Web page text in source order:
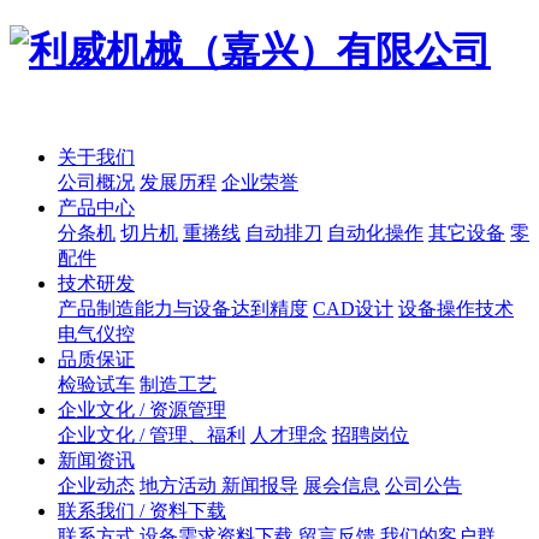
关于我们
公司概况 发展历程 企业荣誉
产品中心
分条机 切片机 重捲线 自动排刀 自动化操作 其它设备 零
配件
技术研发
产品制造能力与设备达到精度 CAD设计 设备操作技术
电气仪控
品质保证
检验试车 制造工艺
企业文化 / 资源管理
企业文化 / 管理、福利
人才理念 招聘岗位
新闻资讯
企业动态 地方活动 新闻报导 展会信息 公司公告
联系我们 / 资料下载